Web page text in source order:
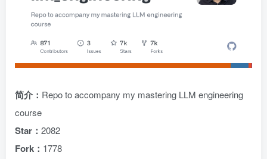
简介： Repo to accompany my mastering LLM engineering
course
Star： 2082
Fork： 1778